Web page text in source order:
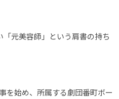
元美容師」という肩書の持ち
を始め、所属する劇団番町ボー